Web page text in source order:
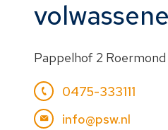
Pappelhof 2
0475-333111
info@psw.nl